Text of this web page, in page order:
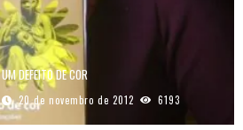
UM DEFEITO DE COR
20 de novembro de 2012 6193